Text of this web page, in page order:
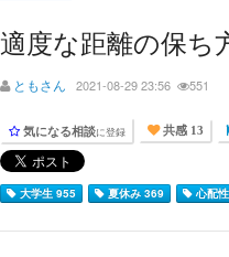
適度な距離の保
ともさん 2021-08-29 23:56 551
気になる相談に登録 共感 13
大学生 955 夏休み 369 心配